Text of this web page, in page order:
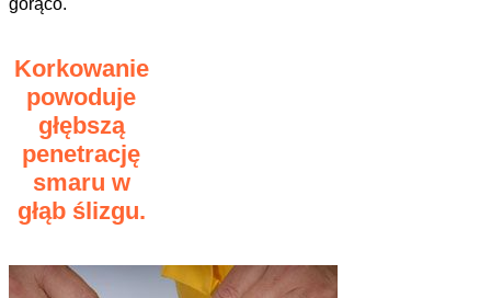
Korkowanie
powoduje
głębszą
penetrację
smaru w
głąb ślizgu.